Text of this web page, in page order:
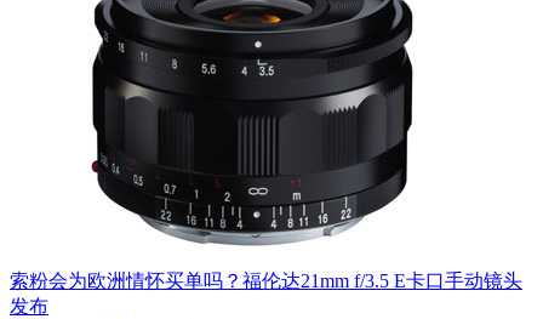
索粉会为欧洲情怀买单吗？福伦达21mm f/3.5 E卡口手动镜头
发布